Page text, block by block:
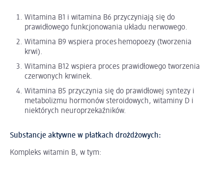
Witamina B1 i witamina B6 przyczyniają się do
prawidłowego funkcjonowania układu nerwowego.
Witamina B9 wspiera proces hemopoezy (tworzenia
krwi).
Witamina B12 wspiera proces prawidłowego tworzenia
czerwonych krwinek.
Witamina B5 przyczynia się do prawidłowej syntezy i
metabolizmu hormonów steroidowych, witaminy D i
niektórych neuroprzekaźników.
Substancje aktywne w płatkach drożdżowych:
Kompleks witamin B, w tym: